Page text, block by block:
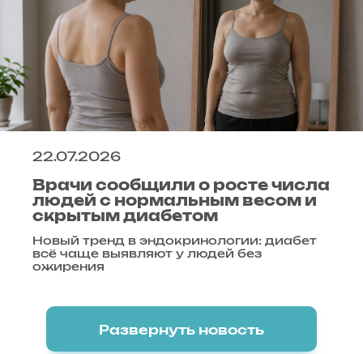
22.07.2026
Врачи сообщили о росте числа
людей с нормальным весом и
скрытым диабетом
Новый тренд в эндокринологии: диабет
всё чаще выявляют у людей без
ожирения
Развернуть новость